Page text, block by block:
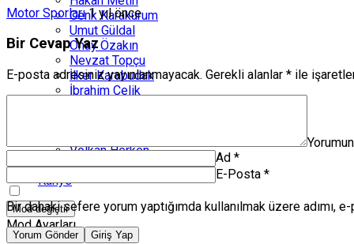
Cenk Karakurum
Umut Güldal
Onay Özakın
Nevzat Topçu
İlker Karabudak
İbrahim Çelik
Volkan Herken
Zanka Spor TV
Künye
Mod değiştir
Mod Ayarları
Motor Sporları 1 yıl önce
Bir Cevap Yaz
E-posta adresiniz yayınlanmayacak. Gerekli alanlar * ile
Ad *
E-Posta *
Bir dahaki sefere yorum yaptığımda kullanılmak üzere
Yorum Gönder Giriş Yap